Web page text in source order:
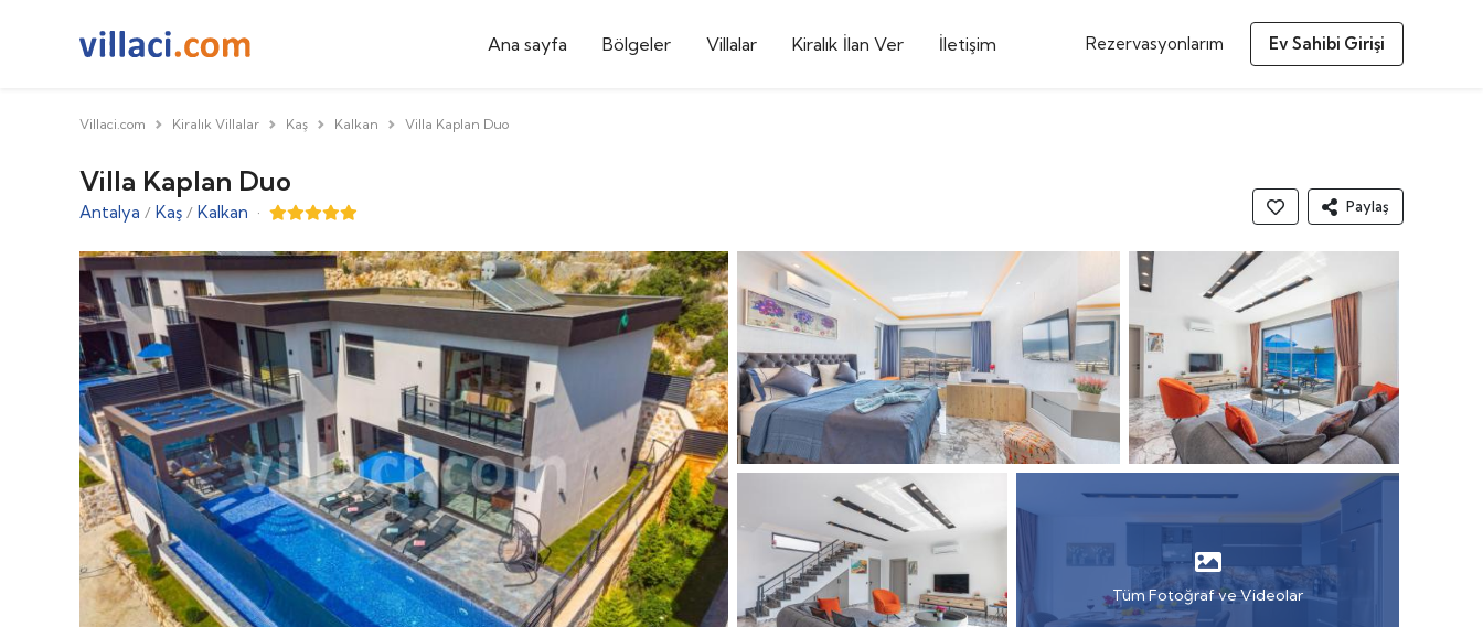
Ana sayfa Bölgeler Villalar Kiralık İlan Ver İletişim Rezervasyonlarım Ev Sahibi Girişi
Villaci.com Kiralık Villalar Kaş Kalkan Villa Kaplan Duo
Villa Kaplan Duo
Antalya / Kaş / Kalkan · Paylaş
Tüm Fotoğraf ve Videolar